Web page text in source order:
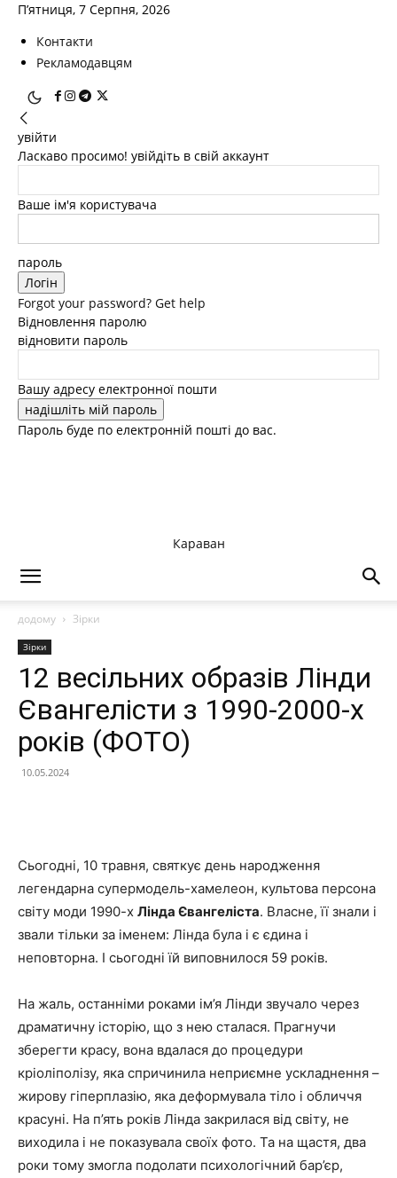
П’ятниця, 7 Серпня, 2026
Контакти
Рекламодавцям
увійти
Ласкаво просимо! увійдіть в свій аккаунт
Ваше ім'я користувача
пароль
Forgot your password? Get help
Відновлення паролю
відновити пароль
Вашу адресу електронної пошти
Пароль буде по електронній пошті до вас.
Караван
додому Зірки
Зірки
12 весільних образів Лінди
Євангелісти з 1990-2000-х
років (ФОТО)
10.05.2024
Сьогодні, 10 травня, святкує день народження
легендарна супермодель-хамелеон, культова персона
світу моди 1990-х Лінда Євангеліста. Власне, її знали і
звали тільки за іменем: Лінда була і є єдина і
неповторна. І сьогодні їй виповнилося 59 років.
На жаль, останніми роками ім’я Лінди звучало через
драматичну історію, що з нею сталася. Прагнучи
зберегти красу, вона вдалася до процедури
кріоліполізу, яка спричинила неприємне ускладнення –
жирову гіперплазію, яка деформувала тіло і обличчя
красуні. На п’ять років Лінда закрилася від світу, не
виходила і не показувала своїх фото. Та на щастя, два
роки тому змогла подолати психологічний бар’єр,